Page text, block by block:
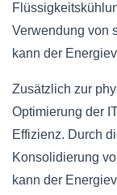
Verwendung von
kann der
Zusätzlich zur
Optimierung der
Effizienz. Durch
Konsolidierung
kann der